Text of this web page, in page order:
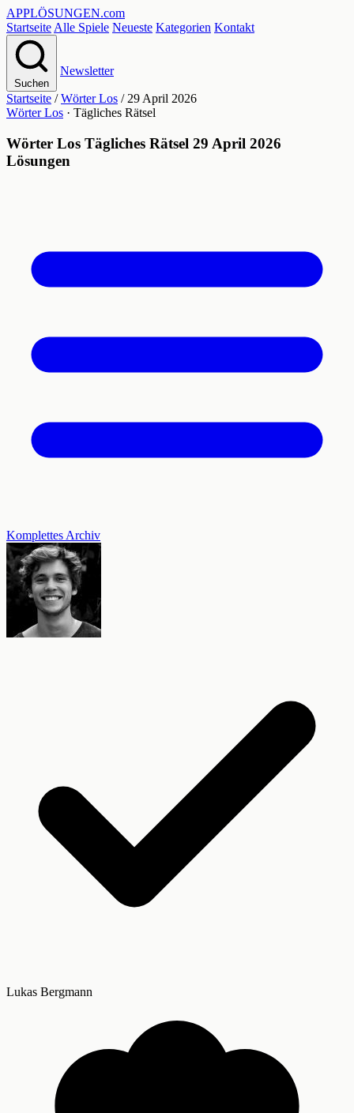
APPLÖSUNGEN.com
Startseite Alle Spiele Neueste Kategorien Kontakt
Suchen
Newsletter
Startseite / Wörter Los / 29 April 2026
Wörter Los · Tägliches Rätsel
Wörter Los Tägliches Rätsel 29 April 2026
Lösungen
Komplettes Archiv
Lukas Bergmann